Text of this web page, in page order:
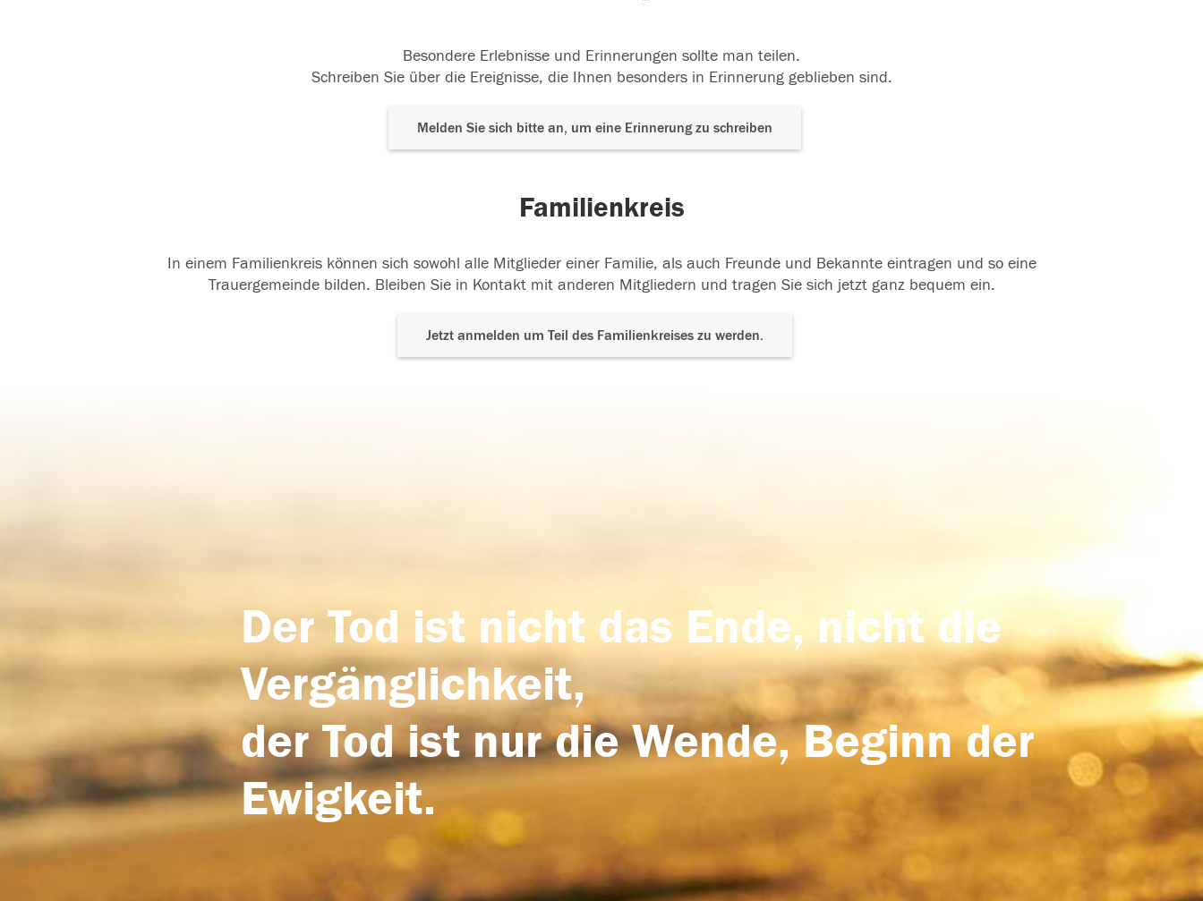
Besondere Erlebnisse und Erinnerungen sollte man teilen.
Schreiben Sie über die Ereignisse, die Ihnen besonders in Erinnerung geblieben sind.
Melden Sie sich bitte an, um eine Erinnerung zu schreiben
Familienkreis
In einem Familienkreis können sich sowohl alle Mitglieder einer Familie, als auch Freunde und Bekannte eintragen und so eine
Trauergemeinde bilden. Bleiben Sie in Kontakt mit anderen Mitgliedern und tragen Sie sich jetzt ganz bequem ein.
Jetzt anmelden um Teil des Familienkreises zu werden.
Der Tod ist nicht das Ende, nicht die
Vergänglichkeit,
der Tod ist nur die Wende, Beginn der
Ewigkeit.